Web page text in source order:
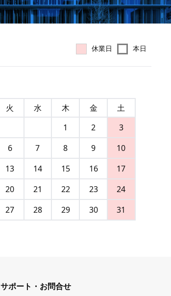
休業日 本日
火 水 木 金
土
1
2
3
6 7 8 9
10
13 14 15 16
17
20 21 22 23
24
27 28 29 30 31
サポート・お問合せ